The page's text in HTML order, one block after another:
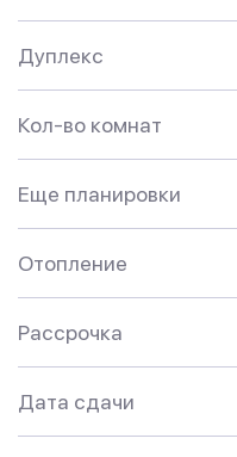
Дуплекс
Кол-во комнат
Еще планировки
Отопление
Рассрочка
Дата сдачи